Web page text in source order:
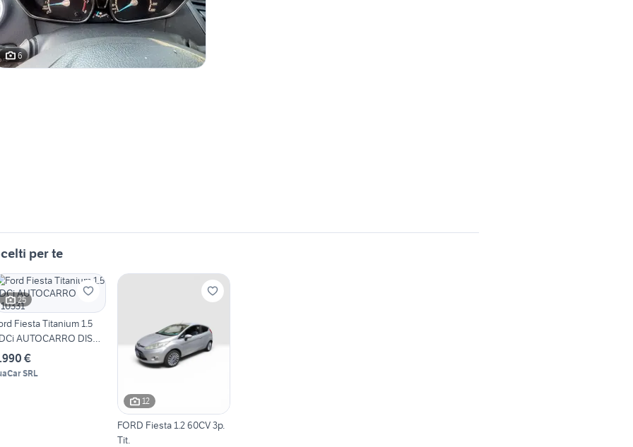
6
per te
25
Fiesta Titanium 1.5
AUTOCARRO DIS
€
SRL
12
FORD Fiesta 1.2 60CV 3p.
Tit.